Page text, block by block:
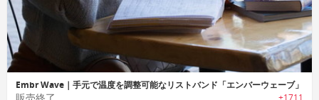
Embr Wave｜手元で温度を調整可能なリストバンド「エンバーウェーブ」